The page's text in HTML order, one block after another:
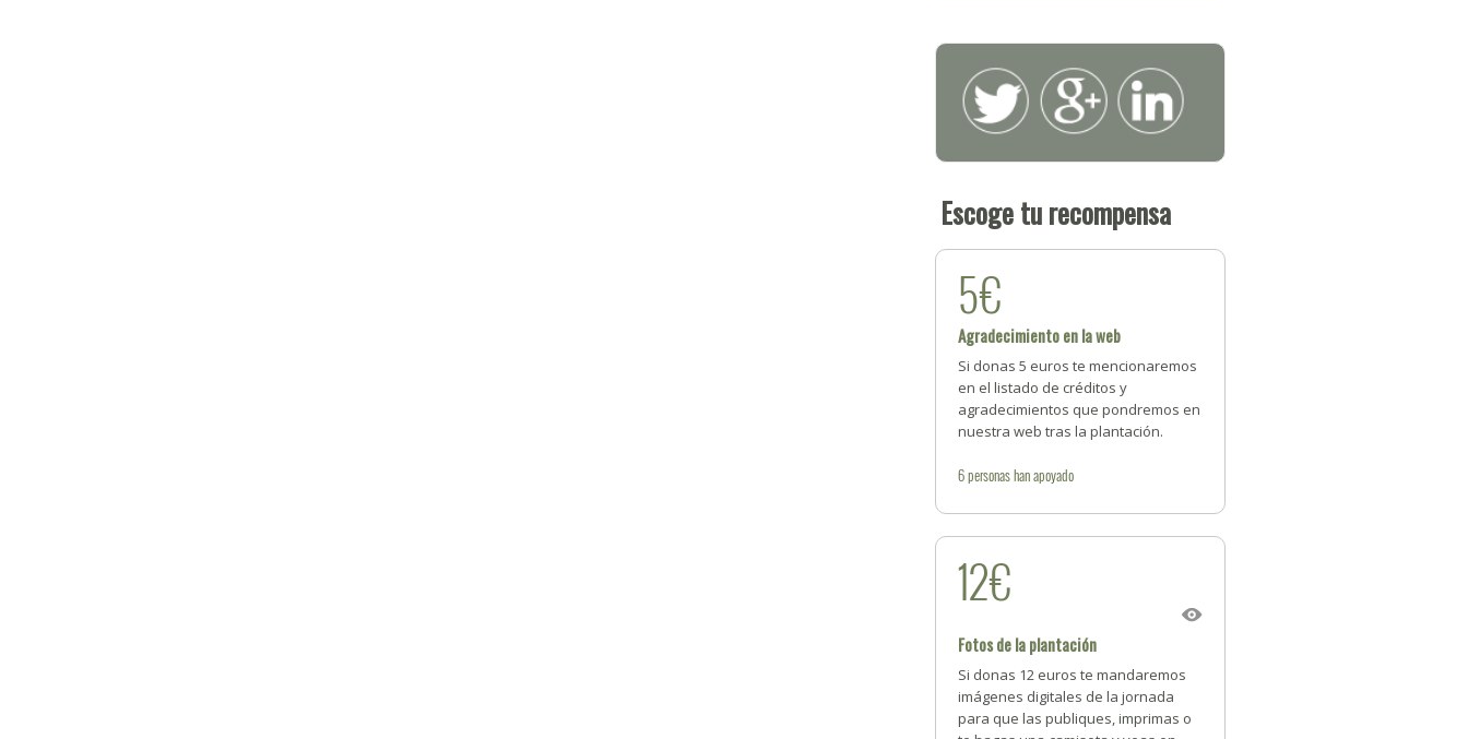
Escoge tu recompensa
5€
Agradecimiento en la web
Si donas 5 euros te mencionaremos
en el listado de créditos y
agradecimientos que pondremos en
nuestra web tras la plantación.
6personashan apoyado
12€
Fotos de la plantación
Si donas 12 euros te mandaremos
imágenes digitales de la jornada
para que las publiques, imprimas o